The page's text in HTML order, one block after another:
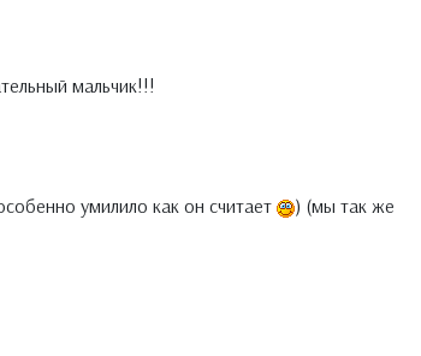
мальчик!!!
умилило как он считает
) (мы так же